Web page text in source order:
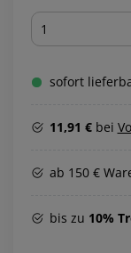
Menge
sofort
11,91 €bei
ab 150 €
bis zu 10%